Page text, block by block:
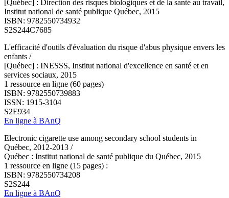
[Québec] : Direction des risques biologiques et de la santé au travail,
Institut national de santé publique Québec, 2015
ISBN: 9782550734932
S2S244C7685
L'efficacité d'outils d'évaluation du risque d'abus physique envers les
enfants /
[Québec] : INESSS, Institut national d'excellence en santé et en
services sociaux, 2015
1 ressource en ligne (60 pages)
ISBN: 9782550739883
ISSN: 1915-3104
S2E934
En ligne à BAnQ
Electronic cigarette use among secondary school students in
Québec, 2012-2013 /
Québec : Institut national de santé publique du Québec, 2015
1 ressource en ligne (15 pages) :
ISBN: 9782550734208
S2S244
En ligne à BAnQ